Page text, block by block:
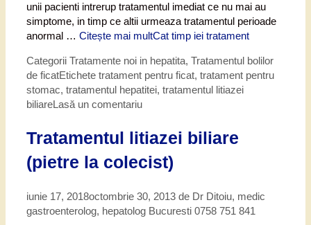
unii pacienti intrerup tratamentul imediat ce nu mai au
simptome, in timp ce altii urmeaza tratamentul perioade
anormal … Citește mai multCat timp iei tratament
Categorii Tratamente noi in hepatita, Tratamentul bolilor
de ficatEtichete tratament pentru ficat, tratament pentru
stomac, tratamentul hepatitei, tratamentul litiazei
biliareLasă un comentariu
Tratamentul litiazei biliare
(pietre la colecist)
iunie 17, 2018octombrie 30, 2013 de Dr Ditoiu, medic
gastroenterolog, hepatolog Bucuresti 0758 751 841